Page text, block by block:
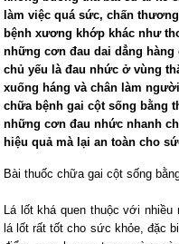
làm việc quá sức, chấn
bệnh xương khớp khác như
những cơn đau dai dẳng
chủ yếu là đau nhức ở vùng
xuống háng và chân làm
chữa bệnh gai cột sống bằng
những cơn đau nhức nhanh
hiệu quả mà lại an toàn cho
Bài thuốc chữa gai cột sống
Lá lốt khá quen thuộc với
lá lốt rất tốt cho sức khỏe, đặc